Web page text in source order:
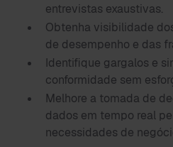
entrevistas exaustivas.
Obtenha visibilidade
de desempenho e das
Identifique gargalos e
conformidade sem
Melhore a tomada de
dados em tempo real
necessidades de